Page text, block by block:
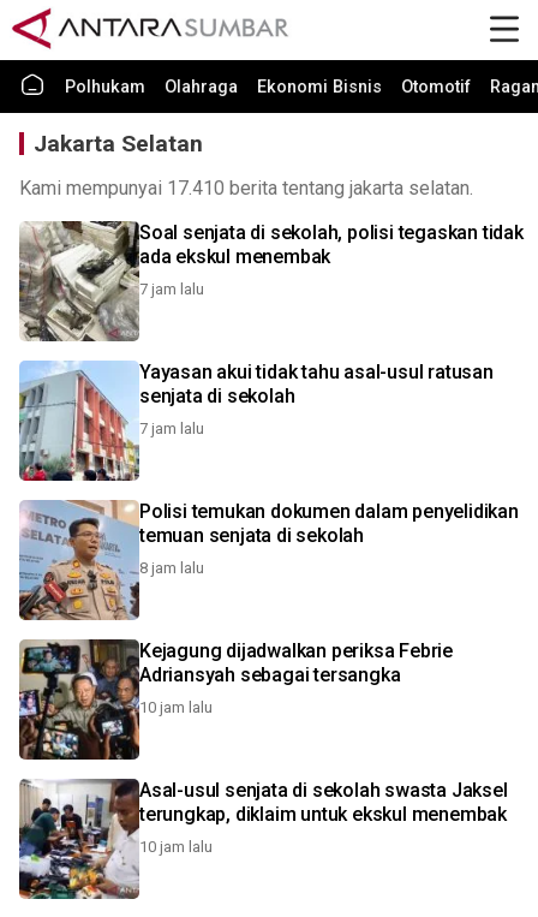
Polhukam Olahraga Ekonomi Bisnis Otomotif
Jakarta Selatan
Kami mempunyai 17.410 berita tentang jakarta selatan.
Soal senjata di sekolah, polisi tegaskan tidak
ada ekskul menembak
7 jam lalu
Yayasan akui tidak tahu asal-usul ratusan
senjata di sekolah
7 jam lalu
Polisi temukan dokumen dalam penyelidikan
temuan senjata di sekolah
8 jam lalu
Kejagung dijadwalkan periksa Febrie
Adriansyah sebagai tersangka
10 jam lalu
Asal-usul senjata di sekolah swasta Jaksel
terungkap, diklaim untuk ekskul menembak
10 jam lalu